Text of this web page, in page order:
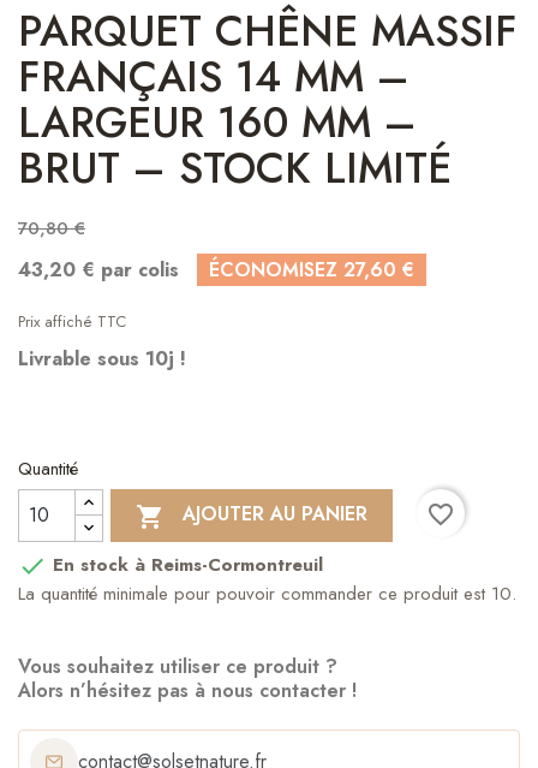
PARQUET CHÊNE MASSIF
FRANÇAIS 14 MM –
LARGEUR 160 MM –
BRUT – STOCK LIMITÉ
70,80 €
43,20 € par colis ÉCONOMISEZ 27,60 €
Prix affiché TTC
Livrable sous 10j !
Quantité
 AJOUTER AU PANIER
favorite_border
 En stock à Reims-Cormontreuil
La quantité minimale pour pouvoir commander ce produit est 10.
Vous souhaitez utiliser ce produit ?
Alors n’hésitez pas à nous contacter !
contact@solsetnature.fr